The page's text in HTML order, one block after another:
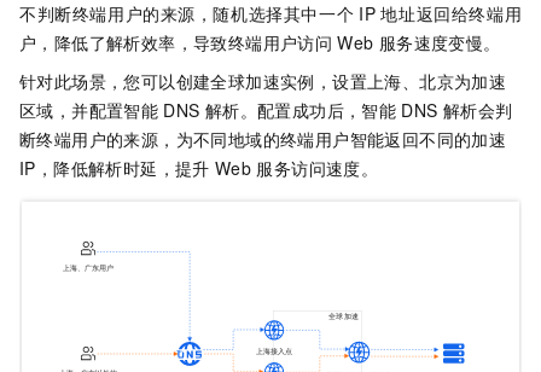
不判断终端用户的来源，随机选择其中一个 IP 地址返回给终端用
户，降低了解析效率，导致终端用户访问 Web 服务速度变慢。
针对此场景，您可以创建全球加速实例，设置上海、北京为加速
区域，并配置智能 DNS 解析。配置成功后，智能 DNS 解析会判
断终端用户的来源，为不同地域的终端用户智能返回不同的加速
IP，降低解析时延，提升 Web 服务访问速度。